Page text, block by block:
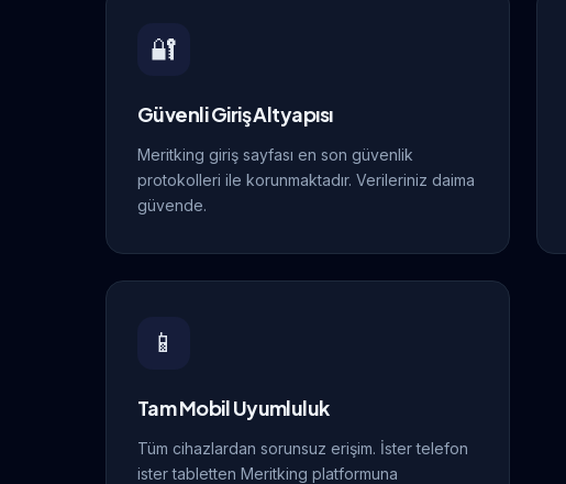
🔐
Güvenli Giriş Altyapısı
Meritking giriş sayfası en son güvenlik
protokolleri ile korunmaktadır. Verileriniz daima
güvende.
📱
Tam Mobil Uyumluluk
Tüm cihazlardan sorunsuz erişim. İster telefon
ister tabletten Meritking platformuna